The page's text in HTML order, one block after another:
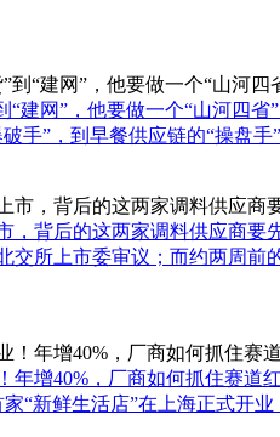
“建网”，他要做一个“山河四省
手”，到早餐供应链的“操盘
，背后的这两家调料供应商要
交所上市委审议；而约两周
年增40%，厂商如何抓住赛道
“新鲜生活店”在上海正式开